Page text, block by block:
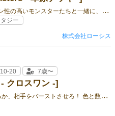
個
性的でデザイン性の高いモンスターたちと一緒に、 楽しく学びながらバトル！
ジー
株式会社ローシス
クロスワン -]
手
札を0枚にするか、相手をバーストさせろ！ 色と数字をつなぐ、キャラクタースキルが熱いパーティー対戦カードゲーム。
10-20 7歳〜